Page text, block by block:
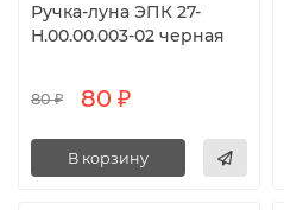
Ручка-луна ЭПК 27-
Н.00.00.003-02 черная
80 ₽ 80 ₽
В корзину